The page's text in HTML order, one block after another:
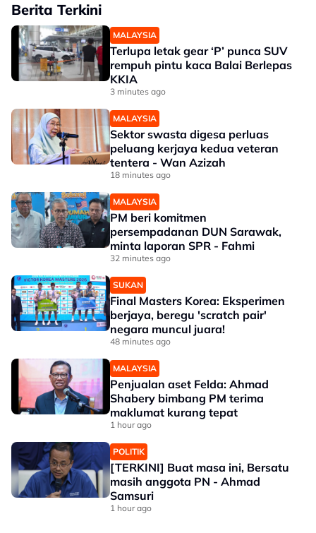
Berita Terkini
MALAYSIA
Terlupa letak gear ‘P’ punca SUV
rempuh pintu kaca Balai Berlepas
KKIA
3 minutes ago
MALAYSIA
Sektor swasta digesa perluas
peluang kerjaya kedua veteran
tentera - Wan Azizah
18 minutes ago
MALAYSIA
PM beri komitmen
persempadanan DUN Sarawak,
minta laporan SPR - Fahmi
32 minutes ago
SUKAN
Final Masters Korea: Eksperimen
berjaya, beregu 'scratch pair'
negara muncul juara!
48 minutes ago
MALAYSIA
Penjualan aset Felda: Ahmad
Shabery bimbang PM terima
maklumat kurang tepat
1 hour ago
POLITIK
[TERKINI] Buat masa ini, Bersatu
masih anggota PN - Ahmad
Samsuri
1 hour ago